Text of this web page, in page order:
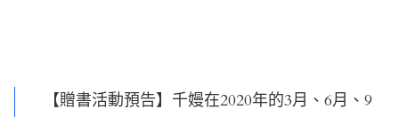
【贈書活動預告】千嫚在2020年的3月、6月、9